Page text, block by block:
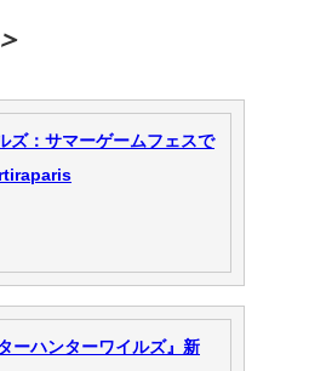
ズ：サマーゲームフェスで
ーハンターワイルズ』新